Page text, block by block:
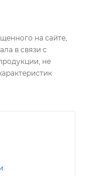
на сайте,
в связи с
не